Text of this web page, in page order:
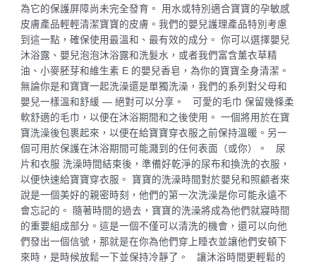
為它的保護屏障尚未完全發育。 用水或特別適合寶寶的孕敏感
皮膚產品輕輕清潔寶寶的皮膚。我們的嬰兒護理產品特別考慮
到這一點，確保使用最溫和、最有效的成分。 你可以選擇嬰兒
沐浴露、嬰兒泡泡沐浴露和洗髮水，或者我們富含薰衣草精
油、小麥胚芽和維生素 E 的嬰兒香皂，為你的寶寶全身清潔。
無論你是和寶寶一起洗澡還是單獨洗澡，我們的系列對父母和
嬰兒一樣溫和舒緩 — 絕對可以分享。 可愛的毛巾 保留幾條柔
軟舒適的毛巾，以便在沐浴期間和之後使用。 一個將用於在寶
寶洗澡後包裹起來，以便在給寶寶穿衣服之前保持溫暖。另一
個可用於保護在沐浴期間可能濺到的任何表面（或你）。 尿
片和衣服 洗澡時間結束後，準備好乾淨的尿布和換洗的衣服，
以便快速給寶寶穿衣服。 寶寶的洗澡時間對於嬰兒和照顧者來
說是一個美好的親密時刻，他們的第一次洗澡是你可能永遠不
會忘記的。 隨著時間的過去，寶寶的洗澡將成為他們就寢時間
的重要組成部分。這是一個不僅可以清洗的機會，還可以向他
們發出一個信號，那就是在你為他們穿上睡衣並讓他們安頓下
來時，是時候放鬆一下並保持冷靜了。 讓沐浴時間更輕鬆的